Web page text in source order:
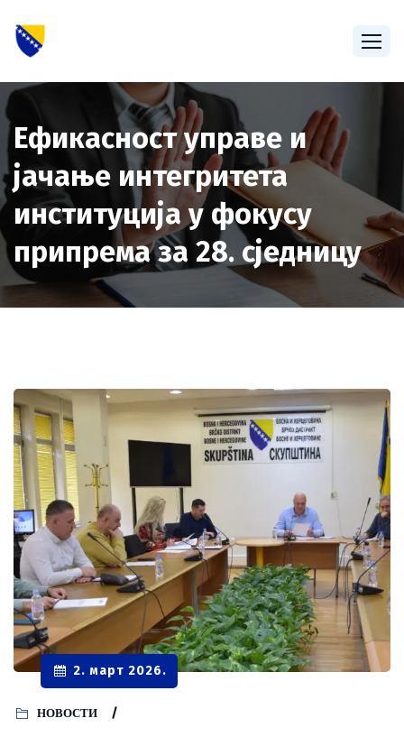
Ефикасност управе и
јачање интегритета
институција у фокусу
припрема за 28. сједницу
2. март 2026.
НОВОСТИ